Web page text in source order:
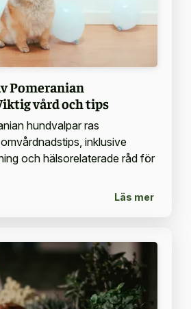
Pomeranian
vård och tips
hundvalpar ras
inklusive
och hälsorelaterade råd för
Läs mer